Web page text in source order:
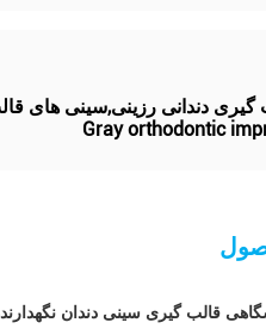
گیری دندانی رزینی,سینی های
Gray orthodontic
قالب گیری سینی دندان